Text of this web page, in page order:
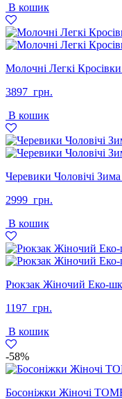
В кошик
Молочні Легкі
3897 грн.
В кошик
Черевики Чоловічі
2999 грн.
В кошик
Рюкзак Жіночий Еко-
1197 грн.
В кошик
-58%
Босоніжки Жіночі